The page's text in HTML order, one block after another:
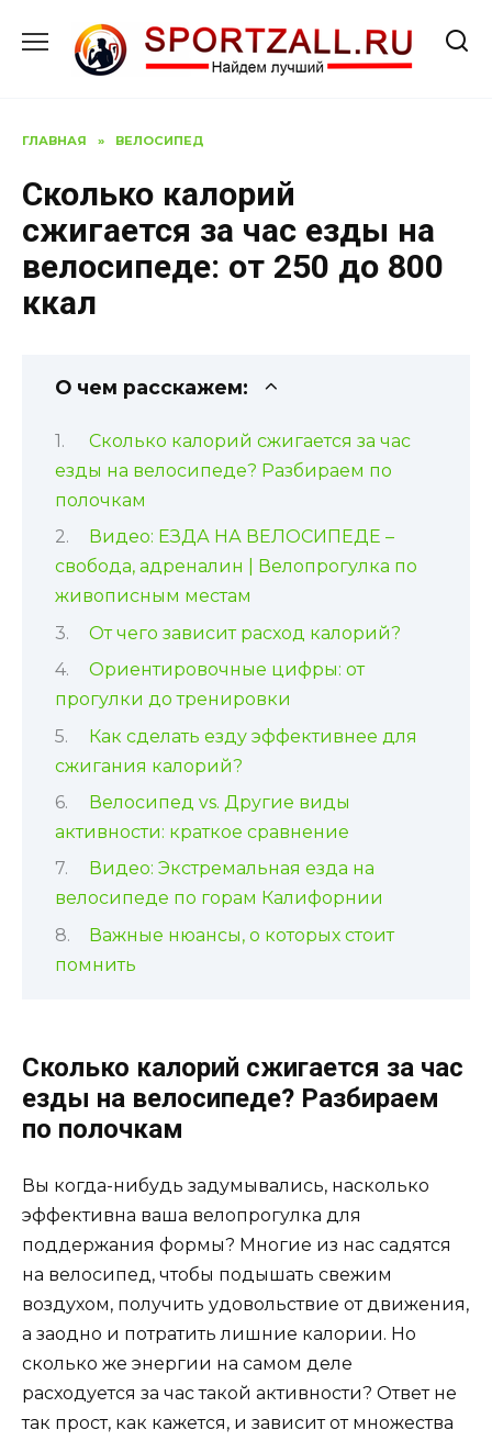
содержанию
ГЛАВНАЯ » ВЕЛОСИПЕД
Сколько калорий
сжигается за час езды на
велосипеде: от 250 до 800
ккал
О чем расскажем:
Сколько калорий сжигается за час
езды на велосипеде? Разбираем по
полочкам
Видео: ЕЗДА НА ВЕЛОСИПЕДЕ –
свобода, адреналин | Велопрогулка по
живописным местам
От чего зависит расход калорий?
Ориентировочные цифры: от
прогулки до тренировки
Как сделать езду эффективнее для
сжигания калорий?
Велосипед vs. Другие виды
активности: краткое сравнение
Видео: Экстремальная езда на
велосипеде по горам Калифорнии
Важные нюансы, о которых стоит
помнить
Сколько калорий сжигается за час
езды на велосипеде? Разбираем
по полочкам
Вы когда-нибудь задумывались, насколько
эффективна ваша велопрогулка для
поддержания формы? Многие из нас садятся
на велосипед, чтобы подышать свежим
воздухом, получить удовольствие от движения,
а заодно и потратить лишние калории. Но
сколько же энергии на самом деле
расходуется за час такой активности? Ответ не
так прост, как кажется, и зависит от множества